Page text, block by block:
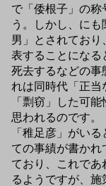
で「倭根子」の称
う。しかし、に
男」とされてお
表することになる
死去するなどの事
れは同時代「正当
「剽窃」した可
思われるのです。
「稚足彦」がい
ての事績が書か
ており、これであ
るようですが、施